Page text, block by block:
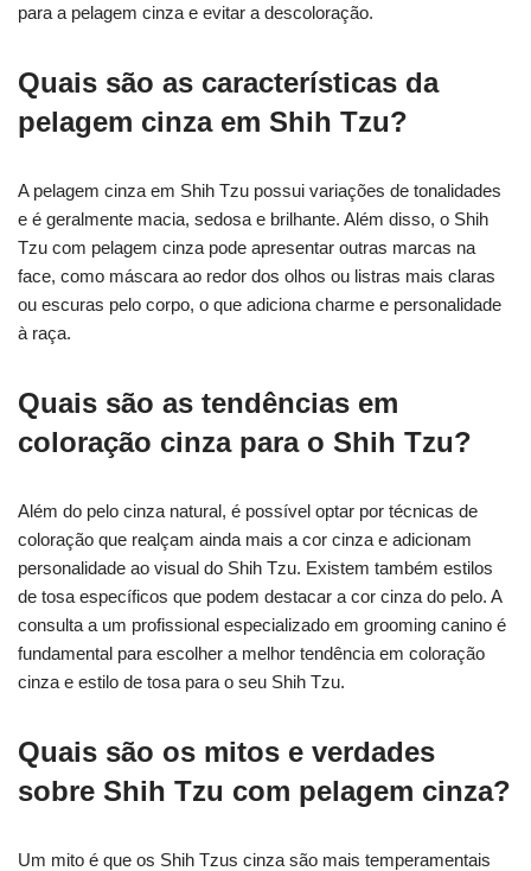
para a pelagem cinza e evitar a descoloração.
Quais são as características da
pelagem cinza em Shih Tzu?
A pelagem cinza em Shih Tzu possui variações de tonalidades
e é geralmente macia, sedosa e brilhante. Além disso, o Shih
Tzu com pelagem cinza pode apresentar outras marcas na
face, como máscara ao redor dos olhos ou listras mais claras
ou escuras pelo corpo, o que adiciona charme e personalidade
à raça.
Quais são as tendências em
coloração cinza para o Shih Tzu?
Além do pelo cinza natural, é possível optar por técnicas de
coloração que realçam ainda mais a cor cinza e adicionam
personalidade ao visual do Shih Tzu. Existem também estilos
de tosa específicos que podem destacar a cor cinza do pelo. A
consulta a um profissional especializado em grooming canino é
fundamental para escolher a melhor tendência em coloração
cinza e estilo de tosa para o seu Shih Tzu.
Quais são os mitos e verdades
sobre Shih Tzu com pelagem cinza?
Um mito é que os Shih Tzus cinza são mais temperamentais